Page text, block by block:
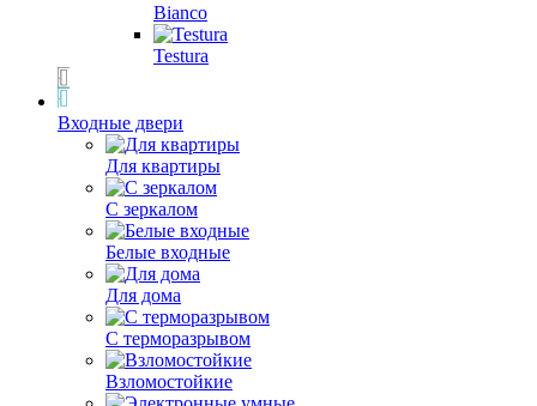
Bianco
Testura
Входные двери
Для квартиры
С зеркалом
Белые входные
Для дома
С терморазрывом
Взломостойкие